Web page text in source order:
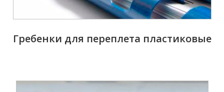
Гребенки для переплета пластиковые